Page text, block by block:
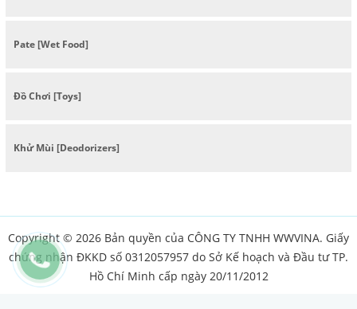
Pate [Wet Food]
Đồ Chơi [Toys]
Khử Mùi [Deodorizers]
Copyright © 2026 Bản quyền của CÔNG TY TNHH WWVINA. Giấy
chứng nhận ĐKKD số 0312057957 do Sở Kế hoạch và Đầu tư TP.
Hồ Chí Minh cấp ngày 20/11/2012